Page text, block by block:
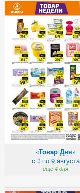
«Товар Дня»
с 3 по 9 августа
еще 4 дня